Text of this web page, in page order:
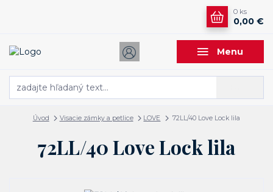
Menu
0 ks
0,00 €
Úvod Visacie zámky a petlice LOVE 72LL/40 Love Lock lila
72LL/40 Love Lock lila